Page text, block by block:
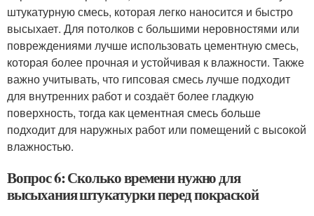
штукатурную смесь, которая легко наносится и быстро
высыхает. Для потолков с большими неровностями или
повреждениями лучше использовать цементную смесь,
которая более прочная и устойчивая к влажности. Также
важно учитывать, что гипсовая смесь лучше подходит
для внутренних работ и создаёт более гладкую
поверхность, тогда как цементная смесь больше
подходит для наружных работ или помещений с высокой
влажностью.
Вопрос 6: Сколько времени нужно для
высыхания штукатурки перед покраской